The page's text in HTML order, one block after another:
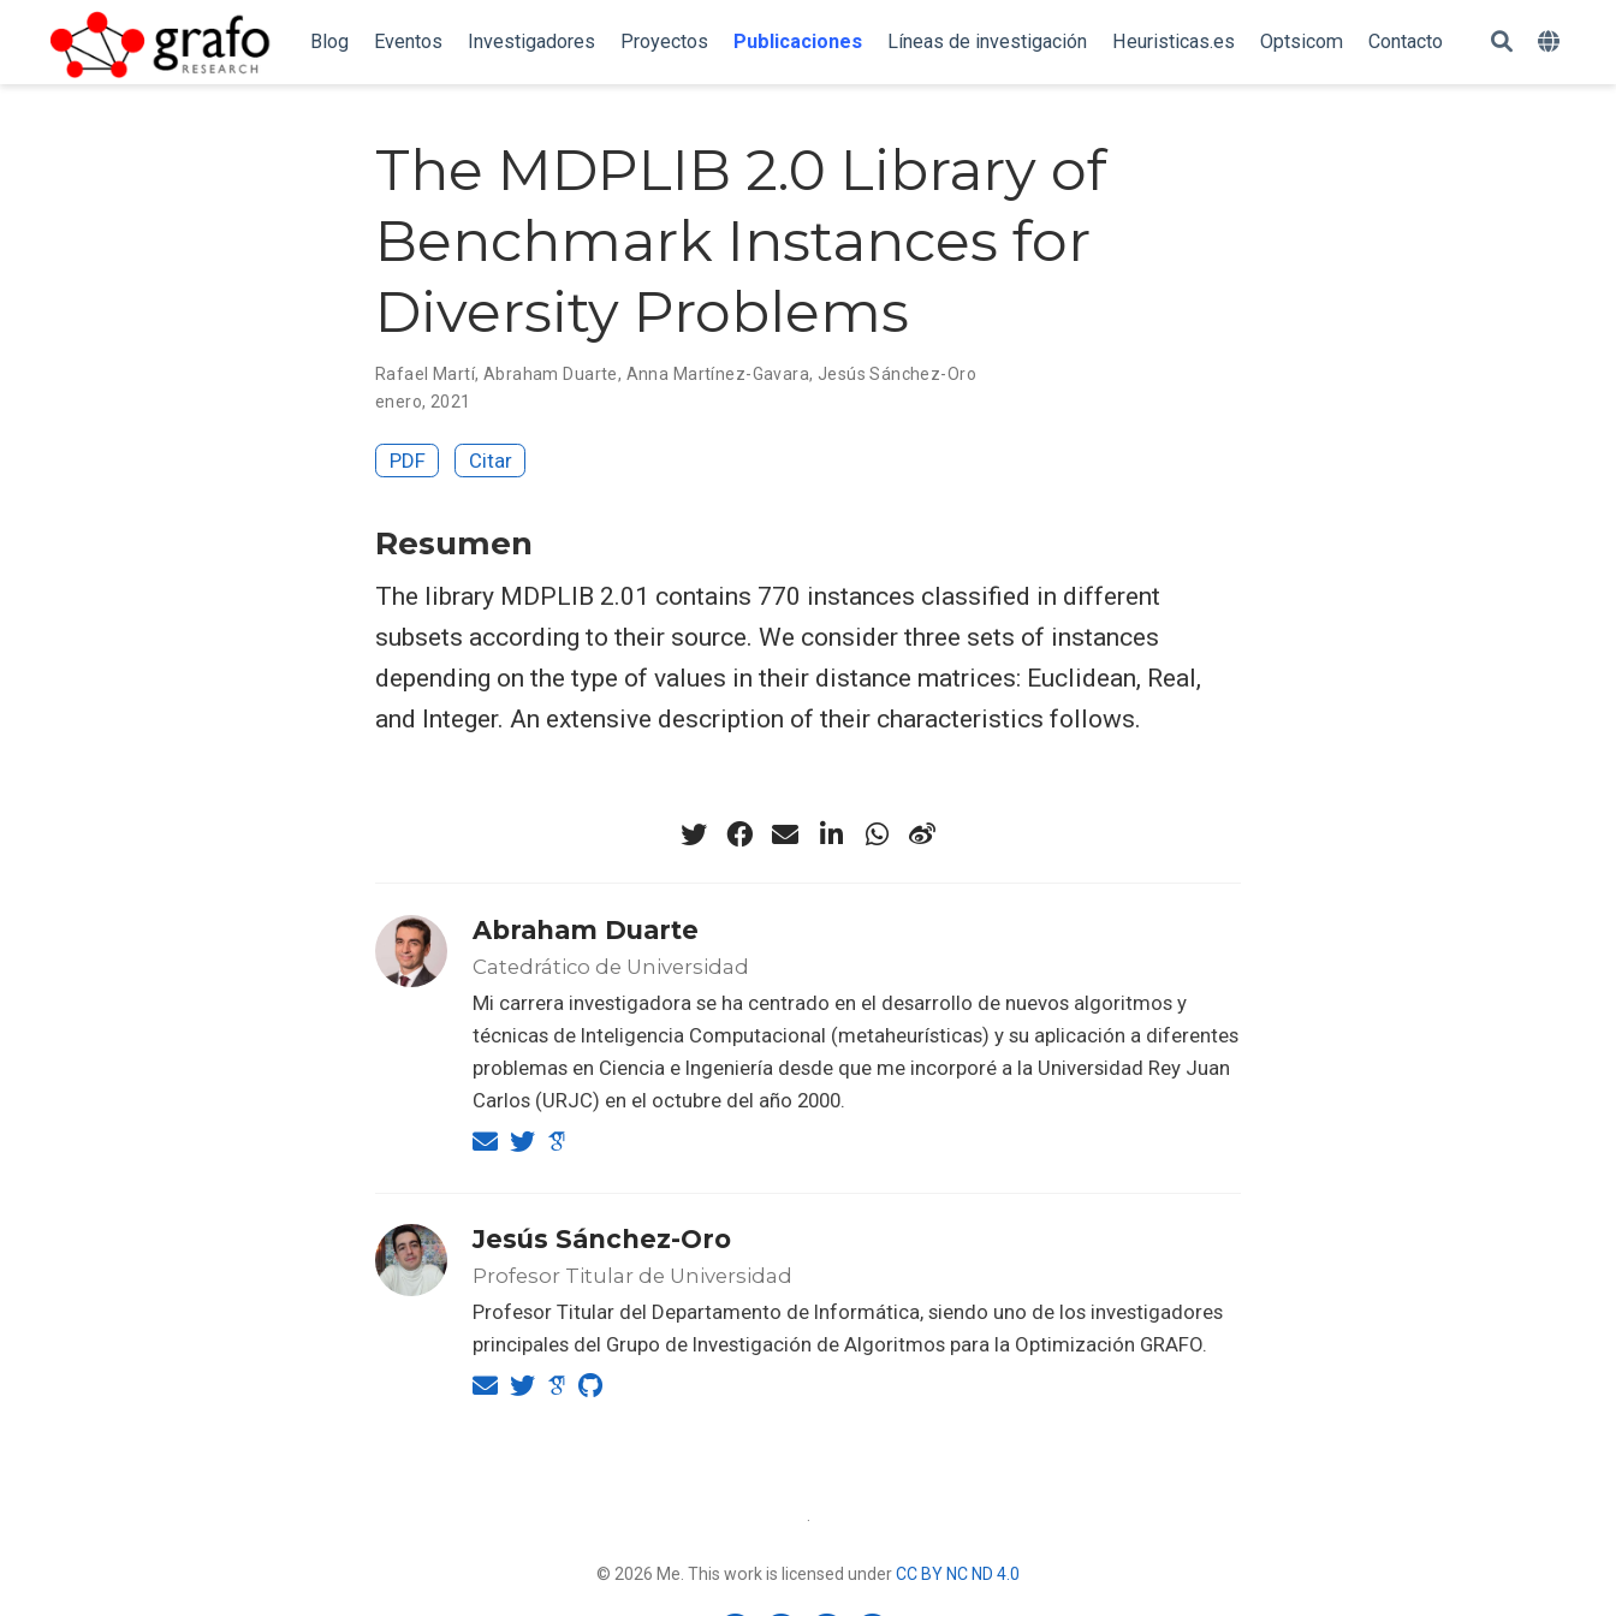
Blog Eventos Investigadores Proyectos Publicaciones Líneas de investigación Heuristicas.es Optsicom Contacto
The MDPLIB 2.0 Library of
Benchmark Instances for
Diversity Problems
Rafael Martí, Abraham Duarte, Anna Martínez-Gavara, Jesús Sánchez-Oro
enero, 2021
PDF Citar
Resumen
The library MDPLIB 2.01 contains 770 instances classified in different
subsets according to their source. We consider three sets of instances
depending on the type of values in their distance matrices: Euclidean, Real,
and Integer. An extensive description of their characteristics follows.
Abraham Duarte
Catedrático de Universidad
Mi carrera investigadora se ha centrado en el desarrollo de nuevos algoritmos y
técnicas de Inteligencia Computacional (metaheurísticas) y su aplicación a diferentes
problemas en Ciencia e Ingeniería desde que me incorporé a la Universidad Rey Juan
Carlos (URJC) en el octubre del año 2000.
Jesús Sánchez-Oro
Profesor Titular de Universidad
Profesor Titular del Departamento de Informática, siendo uno de los investigadores
principales del Grupo de Investigación de Algoritmos para la Optimización GRAFO.
·
© 2026 Me. This work is licensed underCC BY NC ND 4.0